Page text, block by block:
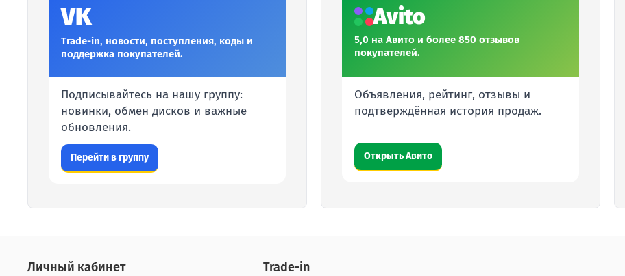
VK
Trade-in, новости, поступления, коды и
поддержка покупателей.
Подписывайтесь на нашу группу:
новинки, обмен дисков и важные
обновления.
Перейти в группу
Avito
5,0 на Авито и более 850 отзывов
покупателей.
Объявления, рейтинг, отзывы и
подтверждённая история продаж.
Открыть Авито
Личный кабинет Tradе-in